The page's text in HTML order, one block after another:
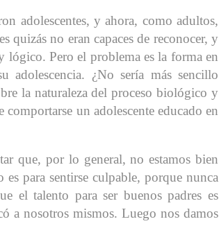
adolescentes, y ahora, como adultos,
quizás no eran capaces de reconocer, y
lógico. Pero el problema es la forma en
adolescencia. ¿No sería más sencillo
la naturaleza del proceso biológico y
un adolescente educado en
que, por lo general, no estamos bien
es para sentirse culpable, porque nunca
el talento para ser buenos padres es
a nosotros mismos. Luego nos damos